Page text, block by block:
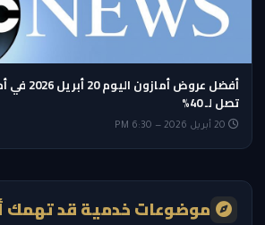
أفضل عروض
تصل لـ 40%
موضوعات خدمية قد تهمك